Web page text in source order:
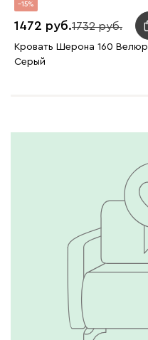
15
1472 1732
Кровать Шерона 160 Велюр
Серый